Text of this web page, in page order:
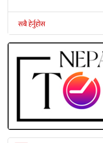
सबै हेर्नुहोस